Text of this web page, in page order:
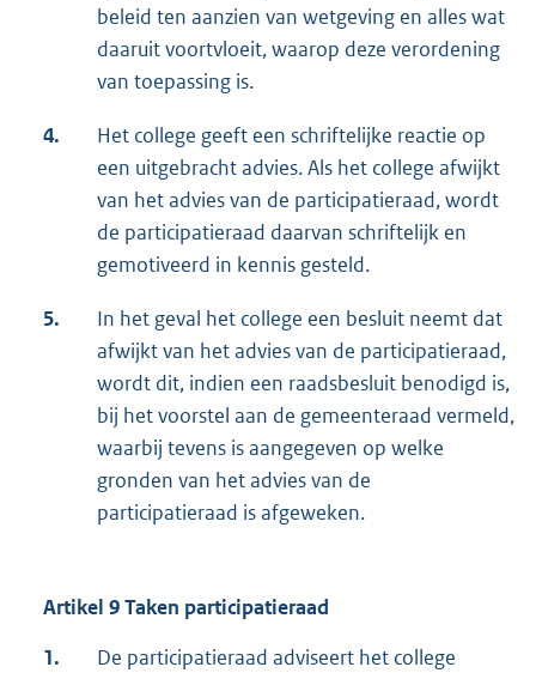
beleid ten aanzien van wetgeving en alles wat
daaruit voortvloeit, waarop deze verordening
van toepassing is.
4.
Het college geeft een schriftelijke reactie op
een uitgebracht advies. Als het college afwijkt
van het advies van de participatieraad, wordt
de participatieraad daarvan schriftelijk en
gemotiveerd in kennis gesteld.
5.
In het geval het college een besluit neemt dat
afwijkt van het advies van de participatieraad,
wordt dit, indien een raadsbesluit benodigd is,
bij het voorstel aan de gemeenteraad vermeld,
waarbij tevens is aangegeven op welke
gronden van het advies van de
participatieraad is afgeweken.
Artikel 9 Taken participatieraad
1.
De participatieraad adviseert het college